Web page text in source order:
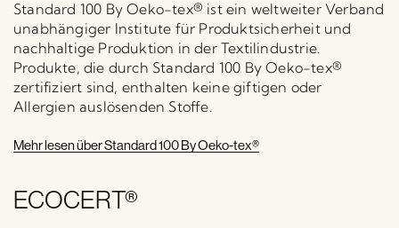
Standard 100 By Oeko-tex® ist ein weltweiter Verband
unabhängiger Institute für Produktsicherheit und
nachhaltige Produktion in der Textilindustrie.
Produkte, die durch Standard 100 By Oeko-tex®
zertifiziert sind, enthalten keine giftigen oder
Allergien auslösenden Stoffe.
Mehr lesen über Standard 100 By Oeko-tex®
ECOCERT®